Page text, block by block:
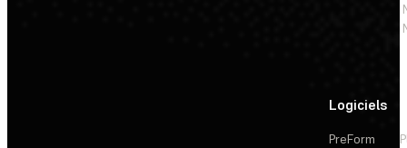
Logiciels
PreForm